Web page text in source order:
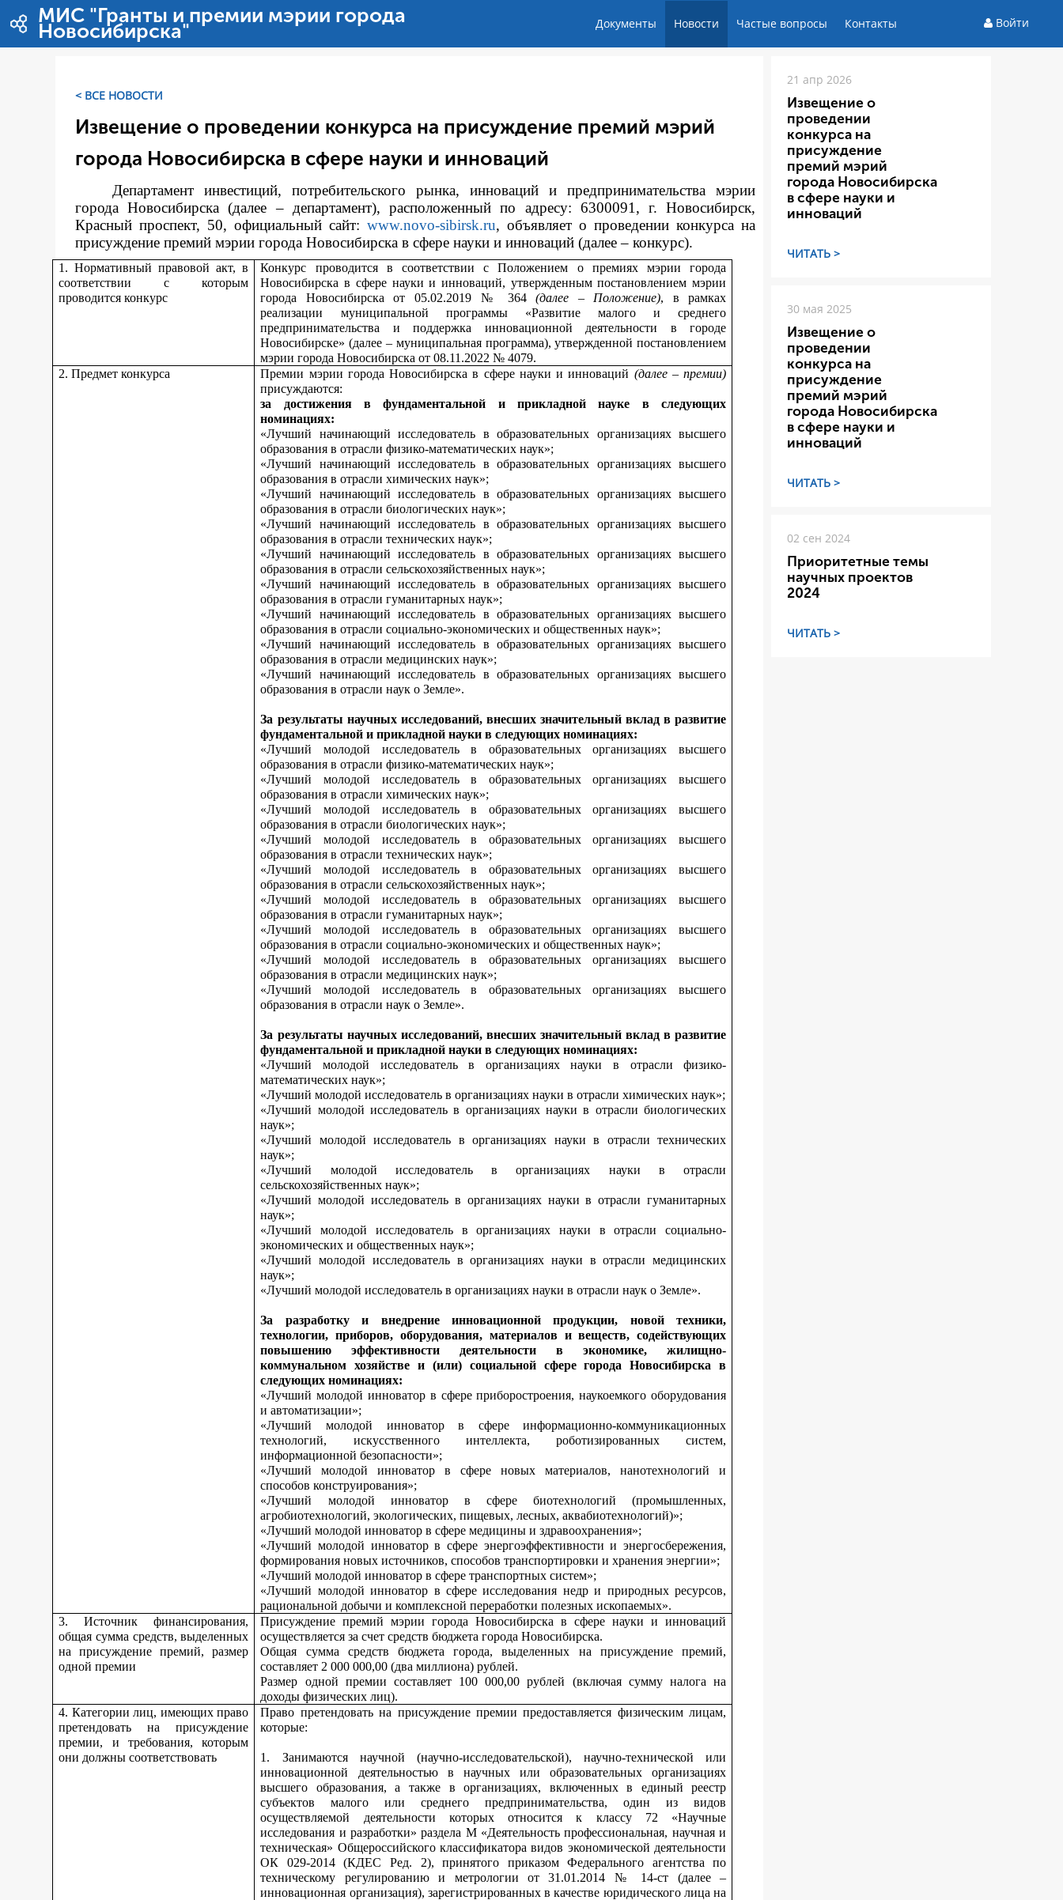
Перейти к содержимому
МИС "Гранты и премии мэрии города
Новосибирска" Документы Новости Частые вопросы Контакты Войти
< ВСЕ НОВОСТИ
Извещение о проведении конкурса на присуждение премий мэрий
города Новосибирска в сфере науки и инноваций
Департамент инвестиций, потребительского рынка, инноваций и предпринимательства мэрии
города Новосибирска (далее – департамент), расположенный по адресу: 6300091, г. Новосибирск,
Красный проспект, 50, официальный сайт:www.novo-sibirsk.ru, объявляет о проведении конкурса на
присуждение премий мэрии города Новосибирска в сфере науки и инноваций (далее – конкурс).
1. Нормативный правовой акт, в
соответствии с которым
проводится конкурс
Конкурс проводится в соответствии сПоложением о премиях мэрии города
Новосибирска в сфере науки и инноваций, утвержденным постановлением мэрии
города Новосибирска от 05.02.2019 № 364(далее – Положение), в рамках
реализации муниципальной программы «Развитие малого и среднего
предпринимательства и поддержка инновационной деятельности в городе
Новосибирске» (далее – муниципальная программа), утвержденной постановлением
мэрии города Новосибирска от 08.11.2022 № 4079.
2. Предмет конкурса
Премии мэрии города Новосибирска в сфере науки и инноваций (далее – премии)
присуждаются:
за достижения в фундаментальной и прикладной науке в следующих
номинациях:
«Лучший начинающий исследователь в образовательных организациях высшего
образования в отрасли физико-математических наук»;
«Лучший начинающий исследователь в образовательных организациях высшего
образования в отрасли химических наук»;
«Лучший начинающий исследователь в образовательных организациях высшего
образования в отрасли биологических наук»;
«Лучший начинающий исследователь в образовательных организациях высшего
образования в отрасли технических наук»;
«Лучший начинающий исследователь в образовательных организациях высшего
образования в отрасли сельскохозяйственных наук»;
«Лучший начинающий исследователь в образовательных организациях высшего
образования в отрасли гуманитарных наук»;
«Лучший начинающий исследователь в образовательных организациях высшего
образования в отрасли социально-экономических и общественных наук»;
«Лучший начинающий исследователь в образовательных организациях высшего
образования в отрасли медицинских наук»;
«Лучший начинающий исследователь в образовательных организациях высшего
образования в отрасли наук о Земле».
За результаты научных исследований, внесших значительный вклад в развитие
фундаментальной и прикладной науки в следующих номинациях:
«Лучший молодой исследователь в образовательных организациях высшего
образования в отрасли физико-математических наук»;
«Лучший молодой исследователь в образовательных организациях высшего
образования в отрасли химических наук»;
«Лучший молодой исследователь в образовательных организациях высшего
образования в отрасли биологических наук»;
«Лучший молодой исследователь в образовательных организациях высшего
образования в отрасли технических наук»;
«Лучший молодой исследователь в образовательных организациях высшего
образования в отрасли сельскохозяйственных наук»;
«Лучший молодой исследователь в образовательных организациях высшего
образования в отрасли гуманитарных наук»;
«Лучший молодой исследователь в образовательных организациях высшего
образования в отрасли социально-экономических и общественных наук»;
«Лучший молодой исследователь в образовательных организациях высшего
образования в отрасли медицинских наук»;
«Лучший молодой исследователь в образовательных организациях высшего
образования в отрасли наук о Земле».
За результаты научных исследований, внесших значительный вклад в развитие
фундаментальной и прикладной науки в следующих номинациях:
«Лучший молодой исследователь в организациях науки в отрасли физико-
математических наук»;
«Лучший молодой исследователь в организациях науки в отрасли химических наук»;
«Лучший молодой исследователь в организациях науки в отрасли биологических
наук»;
«Лучший молодой исследователь в организациях науки в отрасли технических
наук»;
«Лучший молодой исследователь в организациях науки в отрасли
сельскохозяйственных наук»;
«Лучший молодой исследователь в организациях науки в отрасли гуманитарных
наук»;
«Лучший молодой исследователь в организациях науки в отрасли социально-
экономических и общественных наук»;
«Лучший молодой исследователь в организациях науки в отрасли медицинских
наук»;
«Лучший молодой исследователь в организациях науки в отрасли наук о Земле».
За разработку и внедрение инновационной продукции, новой техники,
технологии, приборов, оборудования, материалов и веществ, содействующих
повышению эффективности деятельности в экономике, жилищно-
коммунальном хозяйстве и (или) социальной сфере города Новосибирска в
следующих номинациях:
«Лучший молодой инноватор в сфере приборостроения, наукоемкого оборудования
и автоматизации»;
«Лучший молодой инноватор в сфере информационно-коммуникационных
технологий, искусственного интеллекта, роботизированных систем,
информационной безопасности»;
«Лучший молодой инноватор в сфере новых материалов, нанотехнологий и
способов конструирования»;
«Лучший молодой инноватор в сфере биотехнологий (промышленных,
агробиотехнологий, экологических, пищевых, лесных, аквабиотехнологий)»;
«Лучший молодой инноватор в сфере медицины и здравоохранения»;
«Лучший молодой инноватор в сфере энергоэффективности и энергосбережения,
формирования новых источников, способов транспортировки и хранения энергии»;
«Лучший молодой инноватор в сфере транспортных систем»;
«Лучший молодой инноватор в сфере исследования недр и природных ресурсов,
рациональной добычи и комплексной переработки полезных ископаемых».
3. Источник финансирования,
общая сумма средств, выделенных
на присуждение премий, размер
одной премии
Присуждение премий мэрии города Новосибирска в сфере науки и инноваций
осуществляется за счет средств бюджета города Новосибирска.
Общая сумма средств бюджета города, выделенных на присуждение премий,
составляет 2 000 000,00 (два миллиона) рублей.
Размер одной премии составляет 100 000,00 рублей (включая сумму налога на
доходы физических лиц).
4. Категории лиц, имеющих право
претендовать на присуждение
премии, и требования, которым
они должны соответствовать
Право претендовать на присуждение премии предоставляется физическим лицам,
которые:
1. Занимаются научной (научно-исследовательской), научно-технической или
инновационной деятельностью в научных или образовательных организациях
высшего образования, а также в организациях, включенных в единый реестр
субъектов малого или среднего предпринимательства, один из видов
осуществляемой деятельности которых относится к классу 72 «Научные
исследования и разработки» раздела М «Деятельность профессиональная, научная и
техническая» Общероссийского классификатора видов экономической деятельности
ОК 029-2014 (КДЕС Ред. 2), принятого приказом Федерального агентства по
техническому регулированию и метрологии от 31.01.2014 № 14-ст (далее –
инновационная организация), зарегистрированных в качестве юридического лица на
21 апр 2026
Извещение о
проведении
конкурса на
присуждение
премий мэрий
города Новосибирска
в сфере науки и
инноваций
ЧИТАТЬ >
30 мая 2025
Извещение о
проведении
конкурса на
присуждение
премий мэрий
города Новосибирска
в сфере науки и
инноваций
ЧИТАТЬ >
02 сен 2024
Приоритетные темы
научных проектов
2024
ЧИТАТЬ >